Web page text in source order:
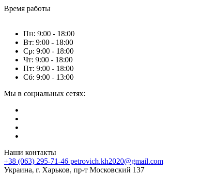
Время работы
Пн: 9:00 - 18:00
Вт: 9:00 - 18:00
Ср: 9:00 - 18:00
Чт: 9:00 - 18:00
Пт: 9:00 - 18:00
Сб: 9:00 - 13:00
Мы в социальных сетях:
Наши контакты
+38 (063) 295-71-46 petrovich.kh2020@gmail.com
Украина, г. Харьков, пр-т Московский 137